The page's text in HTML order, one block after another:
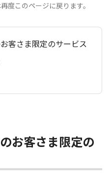
度このページに戻ります。
客さま限定のサービス
お客さま限定の